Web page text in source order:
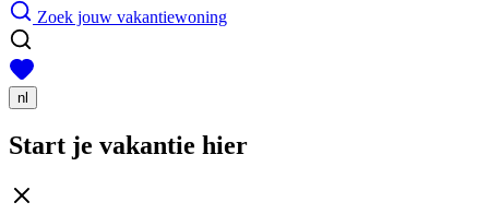
Zoek jouw vakantiewoning
nl
Start je vakantie hier